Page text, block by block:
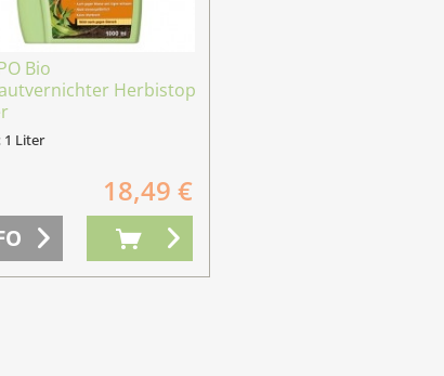
Bio
Herbistop
1 Liter
18,49 €